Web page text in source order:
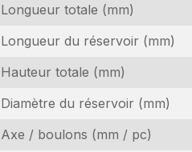
Longueur totale (mm)
Longueur du réservoir (mm)
Hauteur totale (mm)
Diamètre du réservoir (mm)
Axe / boulons (mm / pc)